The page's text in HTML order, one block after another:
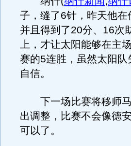
子，缝了6针，昨天他
并且得到了20分、16次
上，才让太阳能够在主
赛的5连胜，虽然太阳
自信。
下一场比赛将移师马
出调整，比赛不会像德
可以了。